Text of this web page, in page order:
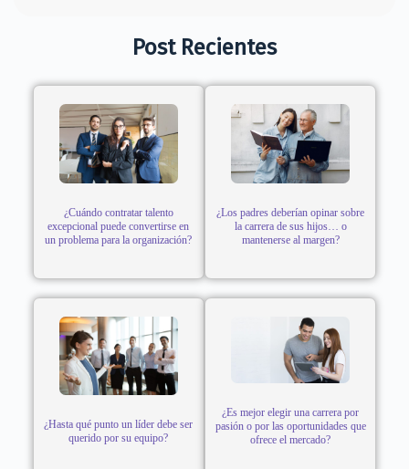
Post Recientes
¿Cuándo contratar talento
excepcional puede convertirse en
un problema para la organización?
¿Los padres deberían opinar sobre
la carrera de sus hijos… o
mantenerse al margen?
¿Hasta qué punto un líder debe ser
querido por su equipo?
¿Es mejor elegir una carrera por
pasión o por las oportunidades que
ofrece el mercado?